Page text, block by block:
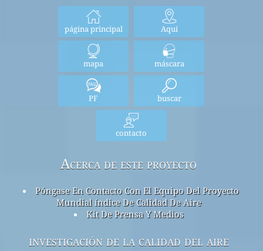
página principal Aquí
mapa máscara
PF buscar
contacto
Acerca de este proyecto
Póngase En Contacto Con El Equipo Del Proyecto
Mundial índice De Calidad De Aire
Kit De Prensa Y Medios
investigación de la calidad del aire